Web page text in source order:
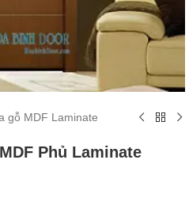
gỗ MDF Laminate
Phủ Laminate